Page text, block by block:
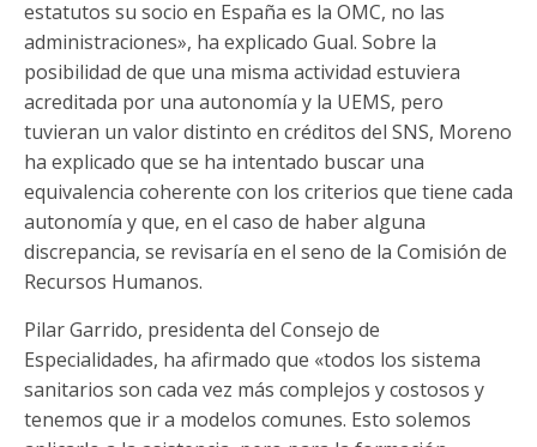
estatutos su socio en España es la OMC, no las
administraciones», ha explicado Gual. Sobre la
posibilidad de que una misma actividad estuviera
acreditada por una autonomía y la UEMS, pero
tuvieran un valor distinto en créditos del SNS, Moreno
ha explicado que se ha intentado buscar una
equivalencia coherente con los criterios que tiene cada
autonomía y que, en el caso de haber alguna
discrepancia, se revisaría en el seno de la Comisión de
Recursos Humanos.
Pilar Garrido, presidenta del Consejo de
Especialidades, ha afirmado que «todos los sistema
sanitarios son cada vez más complejos y costosos y
tenemos que ir a modelos comunes. Esto solemos